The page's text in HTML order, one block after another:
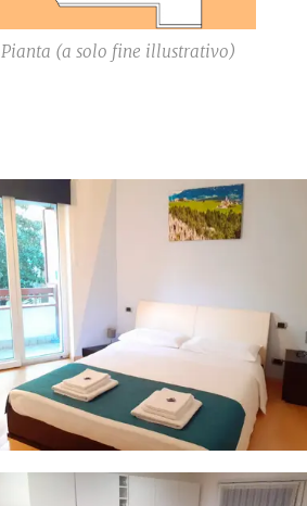
Pianta (a solo fine illustrativo)